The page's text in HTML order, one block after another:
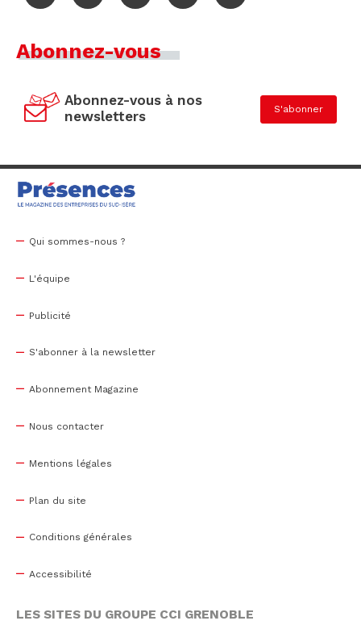
Abonnez-vous
Abonnez-vous à nos
newsletters
S'abonner
Qui sommes-nous ?
L'équipe
Publicité
S'abonner à la newsletter
Abonnement Magazine
Nous contacter
Mentions légales
Plan du site
Conditions générales
Accessibilité
LES SITES DU GROUPE CCI GRENOBLE